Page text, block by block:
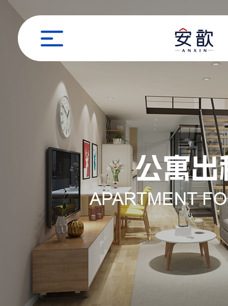
职位申请
姓名
手机
公司